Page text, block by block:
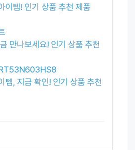
이템! 인기 상품 추천 제품
만나보세요! 인기 상품 추천
템, 지금 확인! 인기 상품 추천